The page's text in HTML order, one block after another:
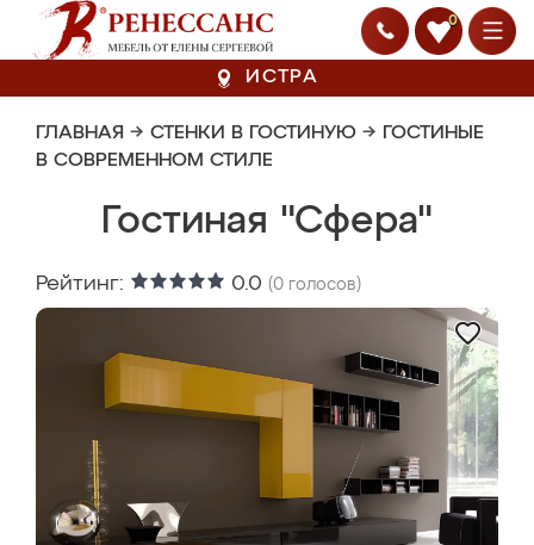
0
ИСТРА
ГЛАВНАЯ → СТЕНКИ В ГОСТИНУЮ → ГОСТИНЫЕ
В СОВРЕМЕННОМ СТИЛЕ
Гостиная "Сфера"
Рейтинг: 0.0 (0 голосов)